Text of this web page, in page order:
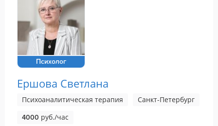
Психолог
Ершова Светлана
Психоаналитическая терапия Санкт-Петербург
4000 руб./час